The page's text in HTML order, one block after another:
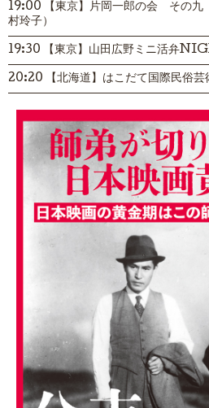
19:00 【東京】片岡一郎の会 その九
村玲子）
19:30 【東京】山田広野ミニ活弁
20:20 【北海道】はこだて国際民俗芸